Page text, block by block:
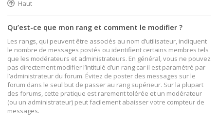
Haut
Qu’est-ce que mon rang et comment le modifier ?
Les rangs, qui peuvent être associés au nom d’utilisateur, indiquent
le nombre de messages postés ou identifient certains membres tels
que les modérateurs et administrateurs. En général, vous ne pouvez
pas directement modifier l’intitulé d’un rang car il est paramétré par
l’administrateur du forum. Évitez de poster des messages sur le
forum dans le seul but de passer au rang supérieur. Sur la plupart
des forums, cette pratique est rarement tolérée et un modérateur
(ou un administrateur) peut facilement abaisser votre compteur de
messages.